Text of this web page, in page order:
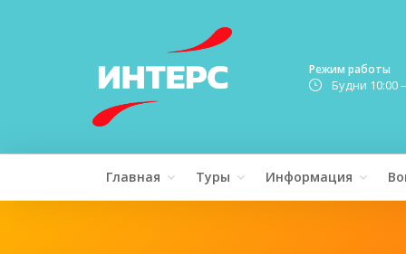
Режим работы
Будни 10:00
Главная Туры Информация